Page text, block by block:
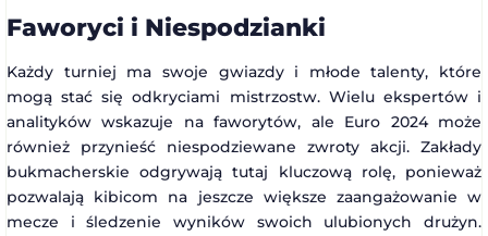
Faworyci i Niespodzianki
Każdy turniej ma swoje gwiazdy i młode talenty, które
mogą stać się odkryciami mistrzostw. Wielu ekspertów i
analityków wskazuje na faworytów, ale Euro 2024 może
również przynieść niespodziewane zwroty akcji. Zakłady
bukmacherskie odgrywają tutaj kluczową rolę, ponieważ
pozwalają kibicom na jeszcze większe zaangażowanie w
mecze i śledzenie wyników swoich ulubionych drużyn.